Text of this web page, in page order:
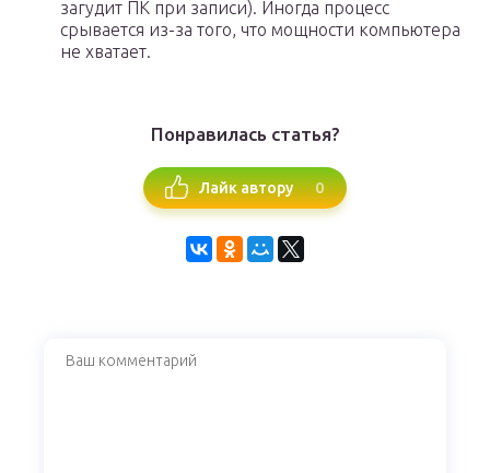
загудит ПК при записи). Иногда процесс
срывается из-за того, что мощности компьютера
не хватает.
Понравилась статья?
Лайк автору 0